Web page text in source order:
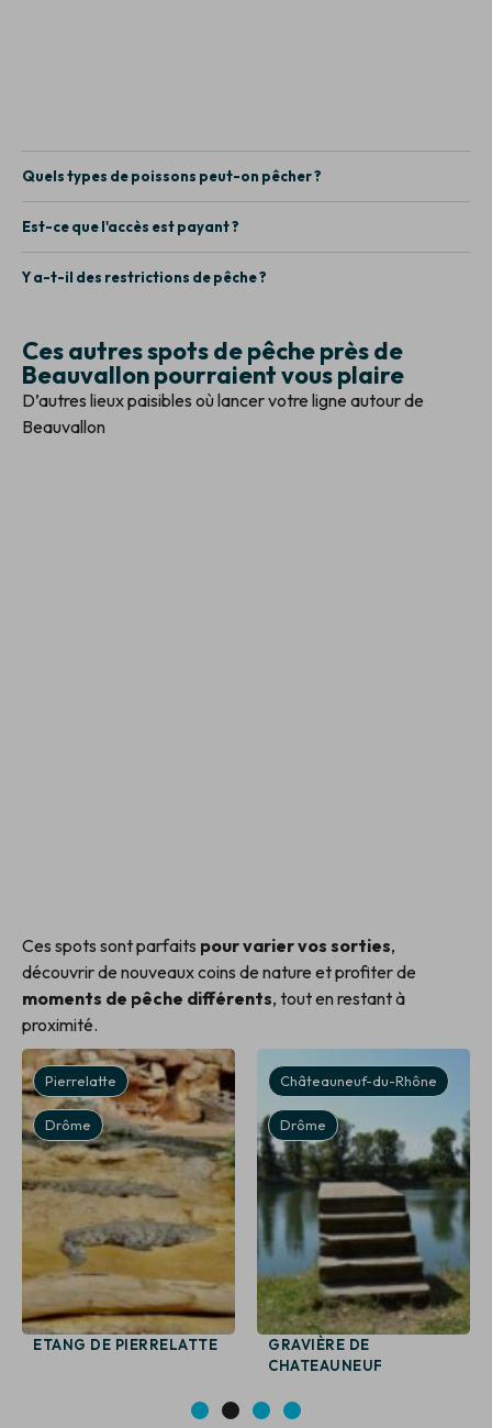
Quels types de poissons peut-on pêcher ?
Est-ce que l'accès est payant ?
Y a-t-il des restrictions de pêche ?
Ces autres spots de pêche près de
Beauvallon pourraient vous plaire
D’autres lieux paisibles où lancer votre ligne autour de
Beauvallon
Ces spots sont parfaits pour varier vos sorties,
découvrir de nouveaux coins de nature et profiter de
moments de pêche différents, tout en restant à
proximité.
Pierrelatte
Drôme
ETANG DE PIERRELATTE
Châteauneuf-du-Rhône
Drôme
GRAVIÈRE DE
CHATEAUNEUF
3 4